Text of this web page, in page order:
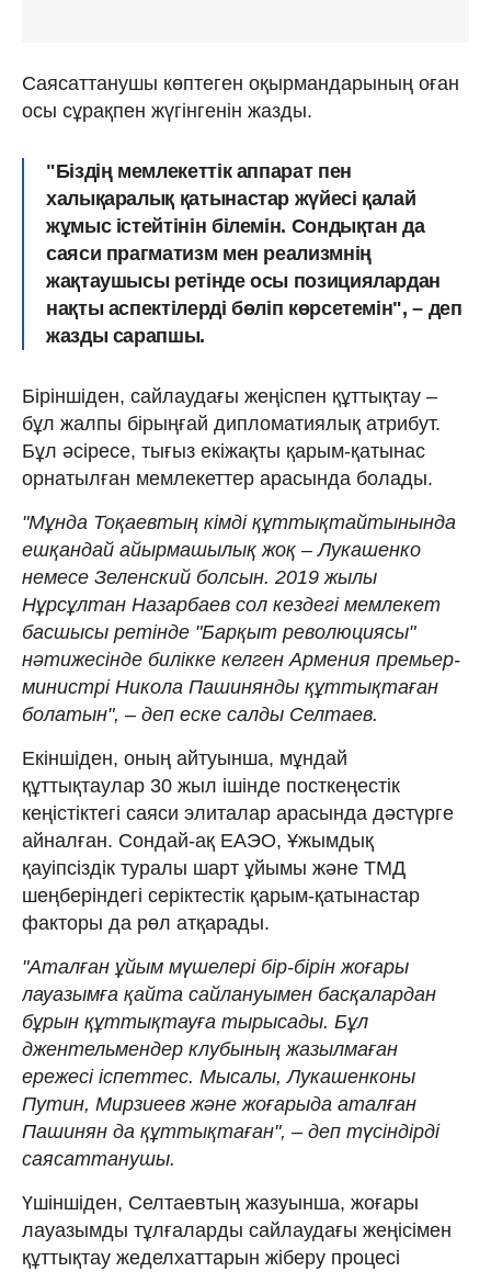
Саясаттанушы көптеген оқырмандарының оған
осы сұрақпен жүгінгенін жазды.
"Біздің мемлекеттік аппарат пен
халықаралық қатынастар жүйесі қалай
жұмыс істейтінін білемін. Сондықтан да
саяси прагматизм мен реализмнің
жақтаушысы ретінде осы позициялардан
нақты аспектілерді бөліп көрсетемін", – деп
жазды сарапшы.
Біріншіден, сайлаудағы жеңіспен құттықтау –
бұл жалпы бірыңғай дипломатиялық атрибут.
Бұл әсіресе, тығыз екіжақты қарым-қатынас
орнатылған мемлекеттер арасында болады.
"Мұнда Тоқаевтың кімді құттықтайтынында
ешқандай айырмашылық жоқ – Лукашенко
немесе Зеленский болсын. 2019 жылы
Нұрсұлтан Назарбаев сол кездегі мемлекет
басшысы ретінде "Барқыт революциясы"
нәтижесінде билікке келген Армения премьер-
министрі Никола Пашинянды құттықтаған
болатын", – деп еске салды Селтаев.
Екіншіден, оның айтуынша, мұндай
құттықтаулар 30 жыл ішінде посткеңестік
кеңістіктегі саяси элиталар арасында дәстүрге
айналған. Сондай-ақ ЕАЭО, Ұжымдық
қауіпсіздік туралы шарт ұйымы және ТМД
шеңберіндегі серіктестік қарым-қатынастар
факторы да рөл атқарады.
"Аталған ұйым мүшелері бір-бірін жоғары
лауазымға қайта сайлануымен басқалардан
бұрын құттықтауға тырысады. Бұл
джентельмендер клубының жазылмаған
ережесі іспеттес. Мысалы, Лукашенконы
Путин, Мирзиеев және жоғарыда аталған
Пашинян да құттықтаған", – деп түсіндірді
саясаттанушы.
Үшіншіден, Селтаевтың жазуынша, жоғары
лауазымды тұлғаларды сайлаудағы жеңісімен
құттықтау жеделхаттарын жіберу процесі